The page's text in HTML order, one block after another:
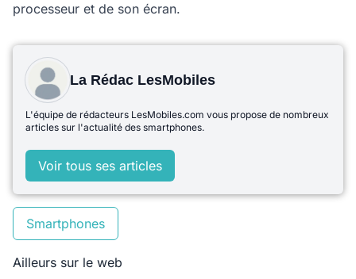
processeur et de son écran.
La Rédac LesMobiles
L'équipe de rédacteurs LesMobiles.com vous propose de nombreux
articles sur l'actualité des smartphones.
Voir tous ses articles
Smartphones
Ailleurs sur le web